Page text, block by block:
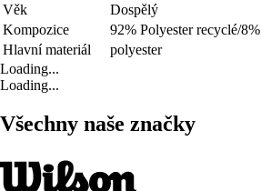
Věk
Dospělý
Kompozice
92% Polyester recyclé/8%
Hlavní materiál
polyester
Loading...
Loading...
Všechny naše značky